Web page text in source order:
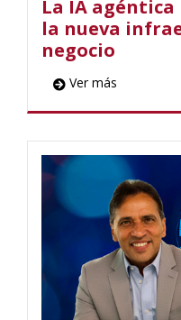
La IA agéntica
la nueva
negocio
Ver más